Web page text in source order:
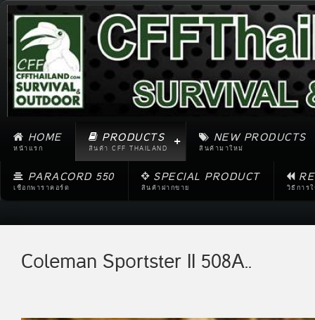
HOME
หน้าแรก
PRODUCTS
สินค้า CFF THAILAND
NEW PRODUCTS
สินค้ามาใหม่
PARACORD 550
เชือกพาราคอร์ด
SPECIAL PRODUCT
สินค้าฝากขาย วิธีการ
Coleman Sportster II 508A..